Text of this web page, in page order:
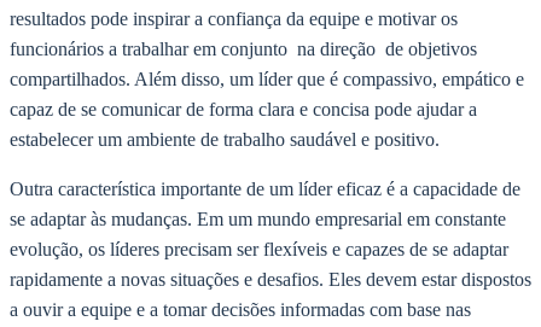
resultados pode inspirar a confiança da equipe e motivar os
funcionários a trabalhar em conjunto na direção de objetivos
compartilhados. Além disso, um líder que é compassivo, empático e
capaz de se comunicar de forma clara e concisa pode ajudar a
estabelecer um ambiente de trabalho saudável e positivo.
Outra característica importante de um líder eficaz é a capacidade de
se adaptar às mudanças. Em um mundo empresarial em constante
evolução, os líderes precisam ser flexíveis e capazes de se adaptar
rapidamente a novas situações e desafios. Eles devem estar dispostos
a ouvir a equipe e a tomar decisões informadas com base nas